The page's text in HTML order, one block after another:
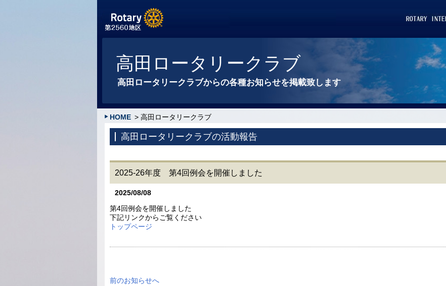
高田ロータリークラブ
高田ロータリークラブからの各種お知らせを掲載致します
HOME > 高田ロータリークラブ
高田ロータリークラブの活動報告
2025-26年度 第4回例会を開催しました
2025/08/08
第4回例会を開催しました
下記リンクからご覧ください
トップページ
前のお知らせへ